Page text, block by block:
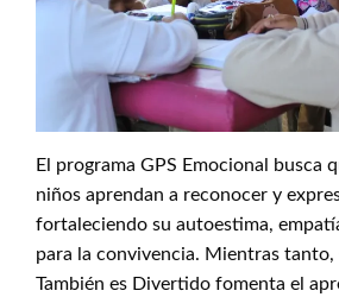
El programa GPS Emocional busca
niños aprendan a reconocer y
fortaleciendo su autoestima,
para la convivencia. Mientras tanto,
También es Divertido fomenta el